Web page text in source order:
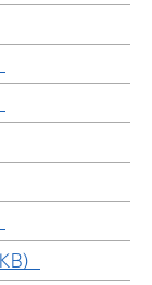
）